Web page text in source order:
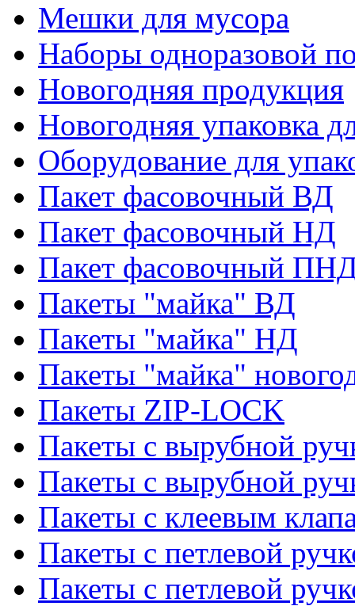
Мешки для мусора
Наборы одноразовой
Новогодняя продукция
Новогодняя упаковка
Оборудование для
Пакет фасовочный ВД
Пакет фасовочный НД
Пакет фасовочный
Пакеты "майка" ВД
Пакеты "майка" НД
Пакеты "майка"
Пакеты ZIP-LOCK
Пакеты с вырубной
Пакеты с вырубной
Пакеты с клеевым
Пакеты с петлевой
Пакеты с петлевой